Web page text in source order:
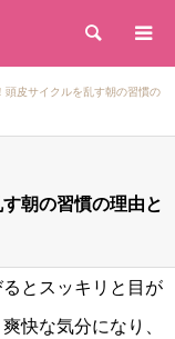
検索
頭皮サイクルを乱す朝の習慣の
朝の習慣の理由と
とスッキリと目が
快な気分になり、